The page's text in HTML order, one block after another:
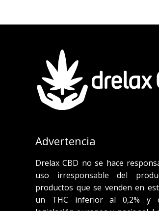
Advertencia
Drelax CBD no se hace
uso irresponsable del
productos que se venden en
un THC inferior al 0,2% y